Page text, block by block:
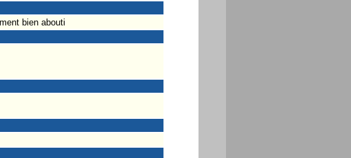
bien abouti